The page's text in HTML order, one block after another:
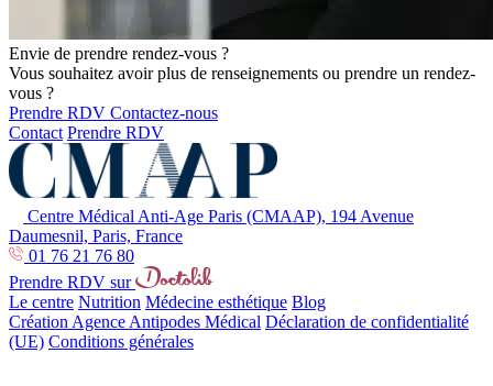
Envie de prendre rendez-vous ?
Vous souhaitez avoir plus de renseignements ou prendre un rendez-
vous ?
Prendre RDV Contactez-nous
Contact Prendre RDV
Centre Médical Anti-Age Paris (CMAAP), 194 Avenue
Daumesnil, Paris, France
01 76 21 76 80
Prendre RDV sur
Le centre Nutrition Médecine esthétique Blog
Création Agence Antipodes Médical Déclaration de confidentialité
(UE) Conditions générales